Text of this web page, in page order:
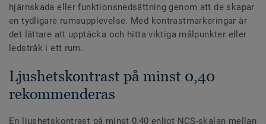
hjärnskada eller funktionsnedsättning genom att de skapar
en tydligare rumsupplevelse. Med kontrastmarkeringar är
det lättare att upptäcka och hitta viktiga målpunkter eller
ledstråk i ett rum.
Ljushetskontrast på minst 0,40
rekommenderas
En ljushetskontrast på minst 0,40 enligt NCS-skalan mellan